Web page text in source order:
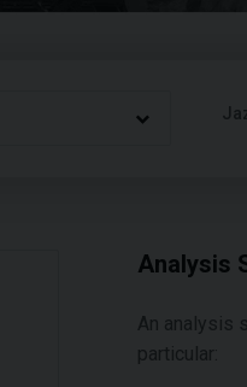
Analysis
An analysis
particular: